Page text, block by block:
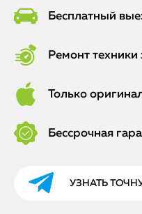
Бесплатный
Ремонт техники
Только
Бессрочная
УЗНАТЬ